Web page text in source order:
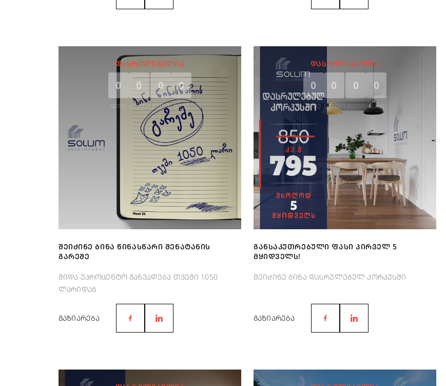
ᲓᲐᲡᲠᲣᲚᲔᲑᲣᲚᲘᲐ
0
ᲓᲦᲔ
0
ᲡᲐᲐᲗᲘ
0
ᲬᲣᲗᲘ
0
ᲬᲐᲛᲘ
ᲨᲔᲘᲫᲘᲜᲔ ᲑᲘᲜᲐ ᲬᲘᲜᲐᲡᲬᲐᲠᲘ ᲨᲔᲜᲐᲢᲐᲜᲘᲡ
ᲒᲐᲠᲔᲨᲔ
შიდა უპროცენტო განვადება თვეში 1050
ლარიდან
ᲒᲐᲖᲘᲐᲠᲔᲑᲐ
ᲓᲐᲡᲠᲣᲚᲔᲑᲣᲚᲘᲐ
0
ᲓᲦᲔ
0
ᲡᲐᲐᲗᲘ
0
ᲬᲣᲗᲘ
0
ᲬᲐᲛᲘ
ᲒᲐᲜᲡᲐᲙᲣᲗᲠᲔᲑᲣᲚᲘ ᲤᲐᲡᲘ ᲞᲘᲠᲕᲔᲚ 5
ᲛᲧᲘᲓᲕᲔᲚᲡ!
შეიძინე ბინა დასრულებულ კორპუსში
ᲒᲐᲖᲘᲐᲠᲔᲑᲐ